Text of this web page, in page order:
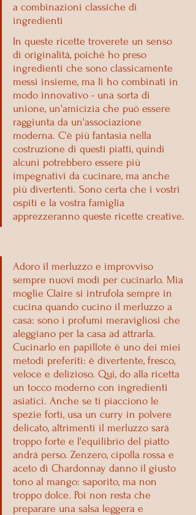
a combinazioni classiche di
ingredienti
In queste ricette troverete un senso
di originalità, poiché ho preso
ingredienti che sono classicamente
messi insieme, ma li ho combinati in
modo innovativo - una sorta di
unione, un'amicizia che può essere
raggiunta da un'associazione
moderna. C'è più fantasia nella
costruzione di questi piatti, quindi
alcuni potrebbero essere più
impegnativi da cucinare, ma anche
più divertenti. Sono certa che i vostri
ospiti e la vostra famiglia
apprezzeranno queste ricette creative.
Adoro il merluzzo e improvviso
sempre nuovi modi per cucinarlo. Mia
moglie Claire si intrufola sempre in
cucina quando cucino il merluzzo a
casa: sono i profumi meravigliosi che
aleggiano per la casa ad attrarla.
Cucinarlo en papillote è uno dei miei
metodi preferiti: è divertente, fresco,
veloce e delizioso. Qui, do alla ricetta
un tocco moderno con ingredienti
asiatici. Anche se ti piacciono le
spezie forti, usa un curry in polvere
delicato, altrimenti il ​​merluzzo sarà
troppo forte e l'equilibrio del piatto
andrà perso. Zenzero, cipolla rossa e
aceto di Chardonnay danno il giusto
tono al mango: saporito, ma non
troppo dolce. Poi non resta che
preparare una salsa leggera e